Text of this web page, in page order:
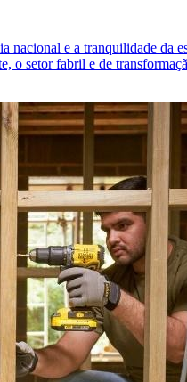
e a tranquilidade da
setor fabril e de